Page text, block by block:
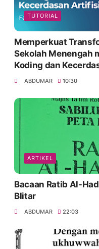
TUTORIAL
Memperkuat
Sekolah Menengah
Koding dan
ABDUMAR 10:30
ARTIKEL
Bacaan Ratib Al-
Blitar
ABDUMAR 22:03